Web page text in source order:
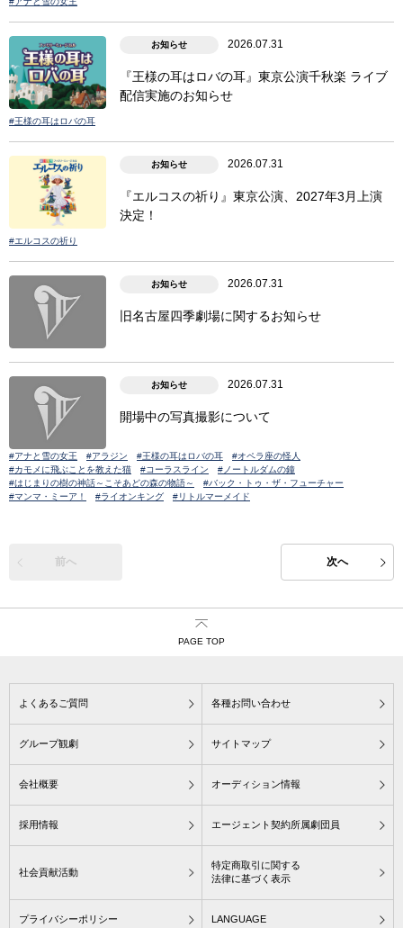
お知らせ 2026.07.31
『王様の耳はロバの耳』東京公演千秋楽 ライブ
配信実施のお知らせ
#王様の耳はロバの耳
お知らせ 2026.07.31
『エルコスの祈り』東京公演、2027年3月上演
決定！
#エルコスの祈り
お知らせ 2026.07.31
旧名古屋四季劇場に関するお知らせ
お知らせ 2026.07.31
開場中の写真撮影について
#アナと雪の女王 #アラジン #王様の耳はロバの耳
#オペラ座の怪人
#カモメに飛ぶことを教えた猫
#コーラスライン
#ノートルダムの鐘
#はじまりの樹の神話～こそあどの森の物語～
#バック・トゥ・ザ・フューチャー
#マンマ・ミーア！
#ライオンキング #リトルマーメイド
前へ 次へ
PAGE TOP
よくあるご質問 各種お問い合わせ
グループ観劇 サイトマップ
会社概要 オーディション情報
採用情報 エージェント契約所属劇団員
社会貢献活動
特定商取引に関する
法律に基づく表示
プライバシーポリシー LANGUAGE